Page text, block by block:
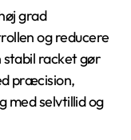
grad
og reducere
stabil racket gør
præcision,
med selvtillid og